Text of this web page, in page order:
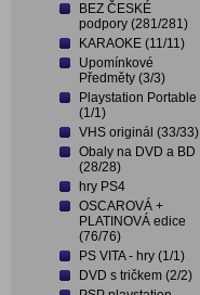
BEZ ČESKÉ
podpory (281/281)
KARAOKE (11/11)
Upomínkové
Předměty (3/3)
Playstation Portable
(1/1)
VHS originál (33/33)
Obaly na DVD a BD
(28/28)
hry PS4
OSCAROVÁ +
PLATINOVÁ edice
(76/76)
PS VITA - hry (1/1)
DVD s tričkem (2/2)